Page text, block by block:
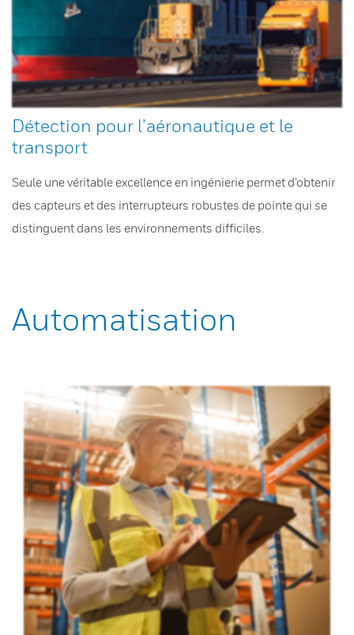
Détection pour l’aéronautique et le
transport
Seule une véritable excellence en ingénierie permet d’obtenir
des capteurs et des interrupteurs robustes de pointe qui se
distinguent dans les environnements difficiles.
Automatisation